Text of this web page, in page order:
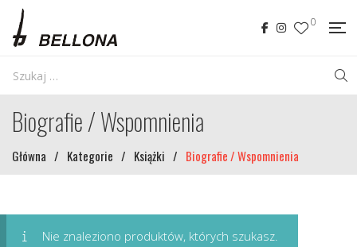
0
Biografie / Wspomnienia
Główna / Kategorie / Książki / Biografie / Wspomnienia
Nie znaleziono produktów, których szukasz.